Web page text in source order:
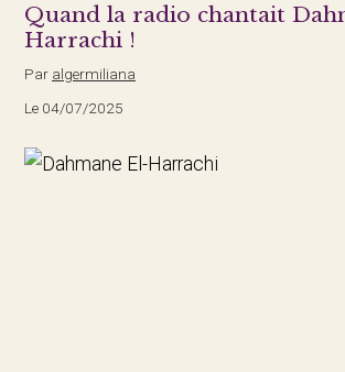
Quand la radio chantait
Harrachi !
Par algermiliana
Le 04/07/2025